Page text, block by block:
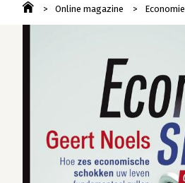
Online magazine Economie